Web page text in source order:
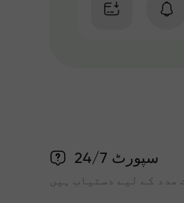
سپورٹ 24/7
مدد کے لیے دستیاب ہیں